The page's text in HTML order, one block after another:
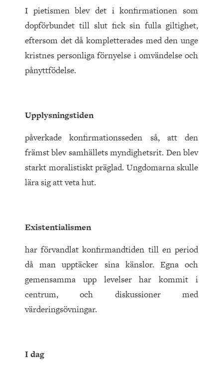
I pietismen blev det i konfirmationen som
dopförbundet till slut fick sin fulla giltighet,
eftersom det då kompletterades med den unge
kristnes personliga förnyelse i omvändelse och
pånyttfödelse.
Upplysningstiden
påverkade konfirmationsseden så, att den
främst blev samhällets myndighetsrit. Den blev
starkt moralistiskt präglad. Ungdomarna skulle
lära sig att veta hut.
Existentialismen
har förvandlat konfirmandtiden till en period
då man upptäcker sina känslor. Egna och
gemensamma upp levelser har kommit i
centrum, och diskussioner med
värderingsövningar.
I dag